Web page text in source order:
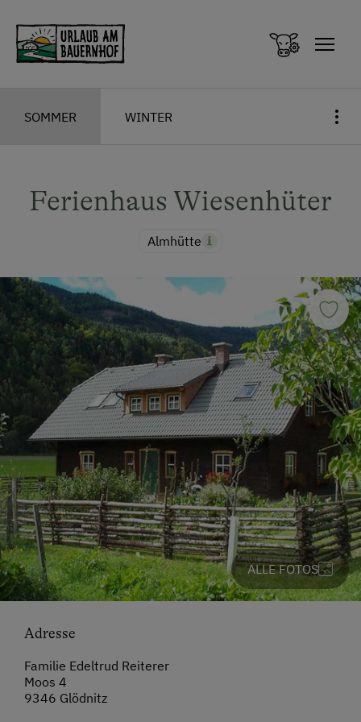
SOMMER WINTER
Ferienhaus Wiesenhüter
Almhütte
ALLE FOTOS
Adresse
Familie Edeltrud Reiterer
Moos 4
9346 Glödnitz